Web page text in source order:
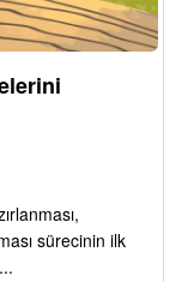
sürecinin ilk